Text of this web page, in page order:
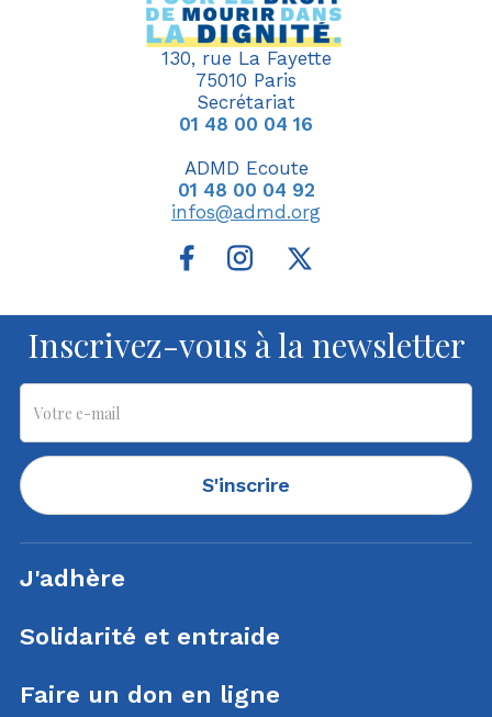
130, rue La Fayette
75010 Paris
Secrétariat
01 48 00 04 16
ADMD Ecoute
01 48 00 04 92
infos@admd.org
Inscrivez-vous à la newsletter
S'inscrire
J'adhère
Solidarité et entraide
Faire un don en ligne